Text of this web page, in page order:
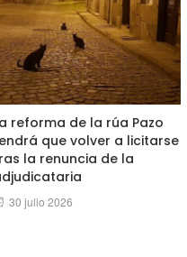
reforma de la rúa Pazo
que volver a licitarse
la renuncia de la
Posted
30 julio 2026